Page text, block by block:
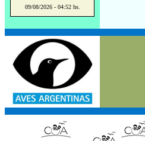
09/08/2026 - 04:52 hs.